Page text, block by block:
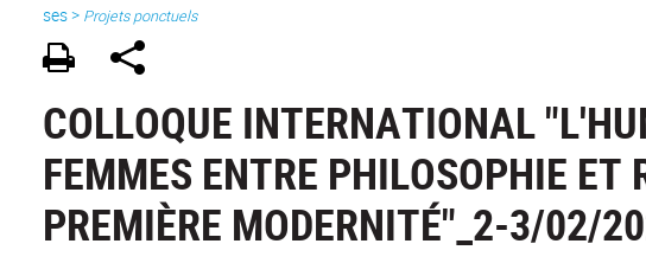
ses> Projets ponctuels
COLLOQUE INTERNATIONAL
FEMMES ENTRE PHILOSOPHIE ET
PREMIÈRE MODERNITÉ"_2-3/02/